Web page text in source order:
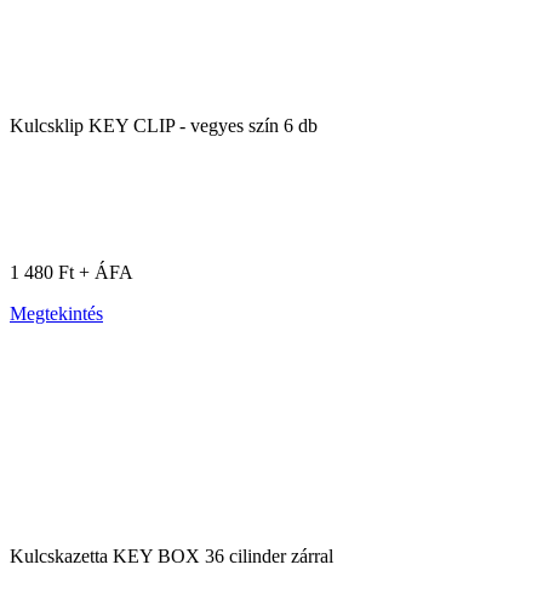
Kulcsklip KEY CLIP - vegyes szín 6 db
1 480 Ft + ÁFA
Megtekintés
Kulcskazetta KEY BOX 36 cilinder zárral